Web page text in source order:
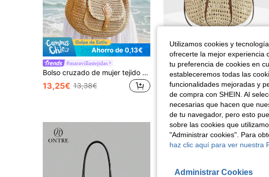
Ahorro de 0,13€
#maravillastejidas
Bolso cruzado de mujer tejido a la moda y sencillo, versátil y casual, bolso de hombro perfecto para el verano, las vacaciones, la playa, el uso diario y los viajes imprescindibles
13,25€ 13,38€
Bolso Tote de Gran Capacidad Premium con Diseño de Empalme y Paja Hueca Tejida, Bolso de
36 Left
30,87€
Utilizamos cookies y
ofrecerte la mejor experiencia
tu preferencia de cookies en
estableceremos todas las
funcionalidades mejoradas y
de compra con SHEIN. Al
necesarias que hacen que
de tu navegador, pero esto
sobre las cookies que
"Administrar cookies". Para
haz clic aquí para ver nuestra
Administrar Cookies